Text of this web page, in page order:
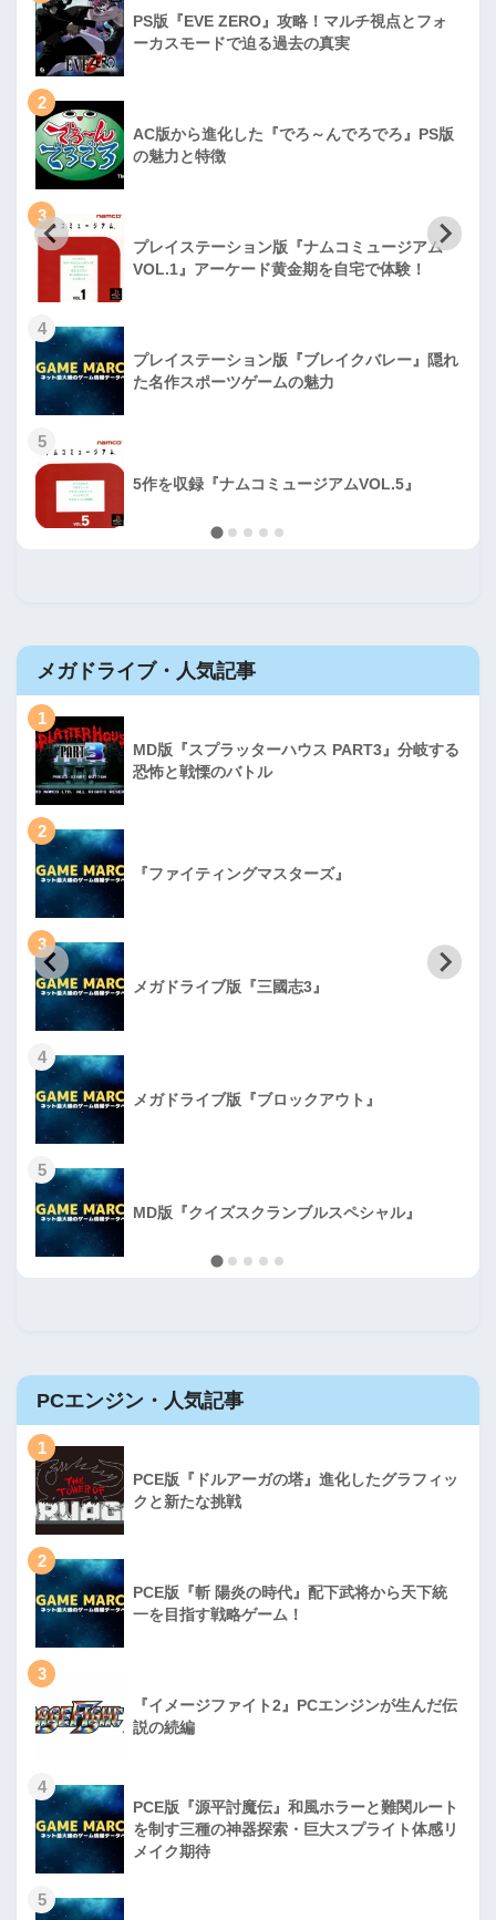
PS版『EVE ZERO』攻略！マルチ視点とフォ
ーカスモードで迫る過去の真実
2
AC版から進化した『でろ～んでろでろ』PS版
の魅力と特徴
3
プレイステーション版『ナムコミュージアム
VOL.1』アーケード黄金期を自宅で体験！
4
プレイステーション版『ブレイクバレー』隠れ
た名作スポーツゲームの魅力
5
5作を収録『ナムコミュージアムVOL.5』
メガドライブ・人気記事
1
MD版『スプラッターハウス PART3』分岐する
恐怖と戦慄のバトル
2
『ファイティングマスターズ』
3
メガドライブ版『三國志3』
4
メガドライブ版『ブロックアウト』
5
MD版『クイズスクランブルスペシャル』
PCエンジン・人気記事
1
PCE版『ドルアーガの塔』進化したグラフィッ
クと新たな挑戦
2
PCE版『斬 陽炎の時代』配下武将から天下統
一を目指す戦略ゲーム！
3
『イメージファイト2』PCエンジンが生んだ伝
説の続編
4
PCE版『源平討魔伝』和風ホラーと難関ルート
を制す三種の神器探索・巨大スプライト体感リ
メイク期待
5